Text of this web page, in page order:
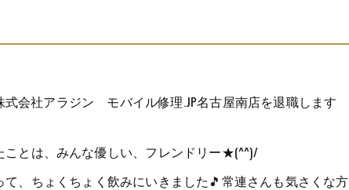
会社アラジン モバイル修理.JP名古屋南店を退職します
とは、みんな優しい、フレンドリー★(^^)/
、ちょくちょく飲みにいきました🎵常連さんも気さくな方